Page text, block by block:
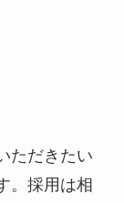
ただきたい
。採用は相